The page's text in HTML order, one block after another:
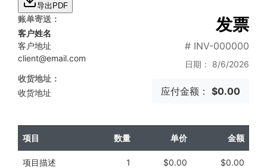
导出PDF
账单寄送：
客户姓名
客户地址
client@email.com
收货地址：
收货地址
发票
# INV-000000
日期： 8/6/2026
应付金额： $0.00
项目 数量 单价 金额
项目描述 1 $0.00 $0.00